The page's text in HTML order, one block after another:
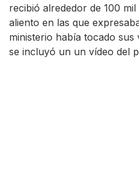
recibió alrededor de 100
aliento en las que
ministerio había tocado
se incluyó un un vídeo del